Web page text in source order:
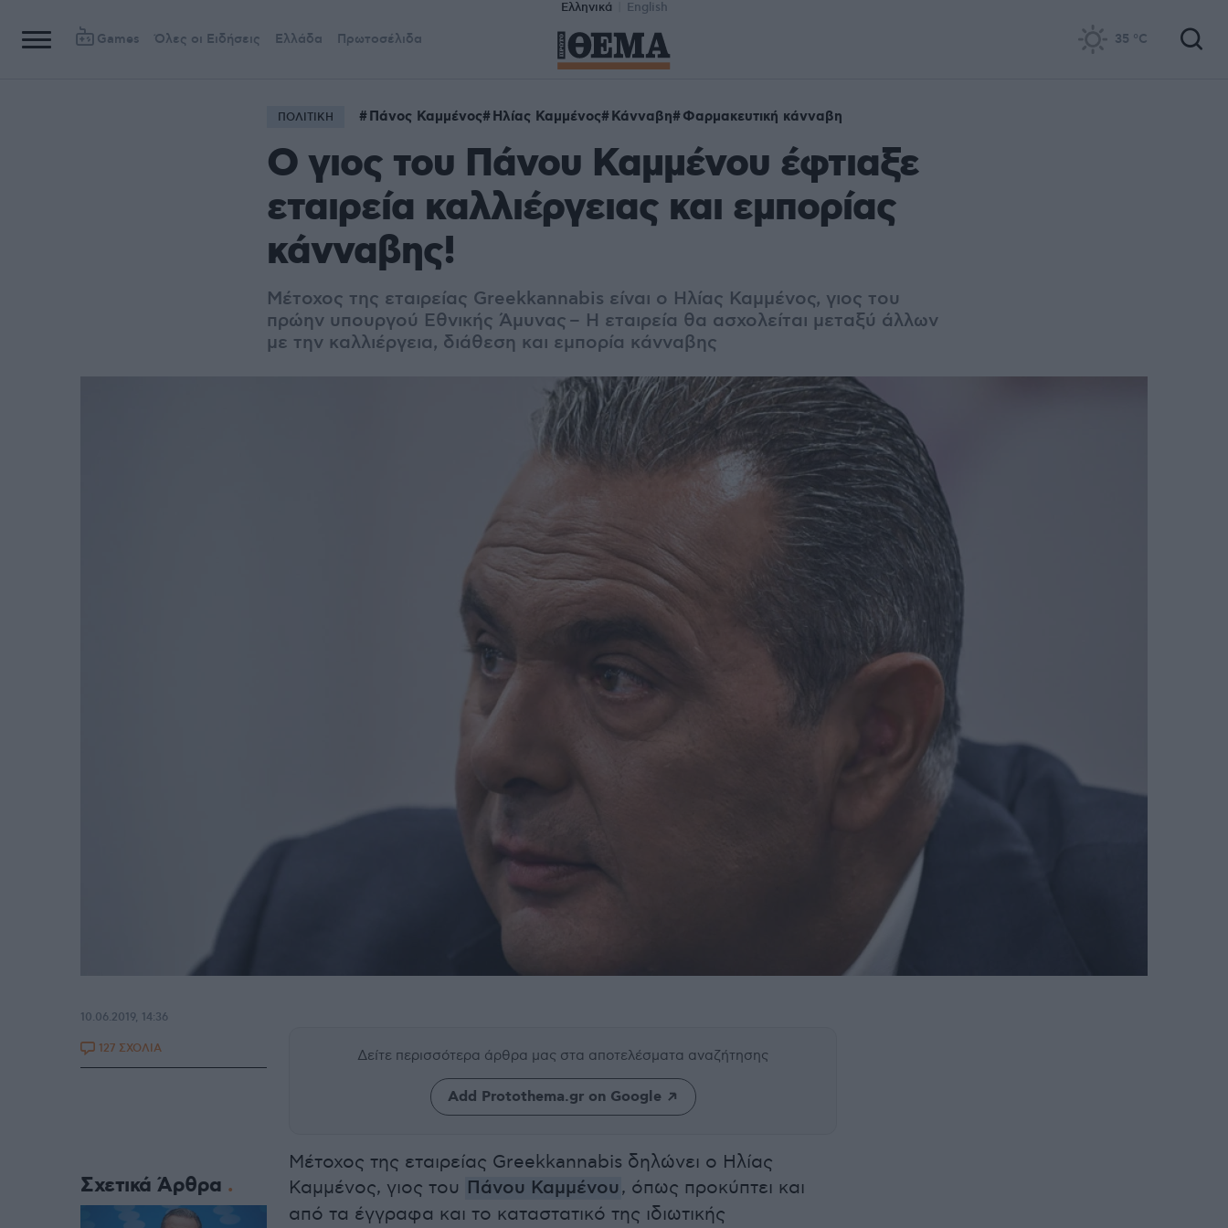
Ελληνικά English
Games Όλες οι Ειδήσεις Ελλάδα Πρωτοσέλιδα 35 °C
ΠΟΛΙΤΙΚΗ Πάνος Καμμένος Ηλίας Καμμένος Κάνναβη Φαρμακευτική κάνναβη
Ο γιος του Πάνου Καμμένου έφτιαξε
εταιρεία καλλιέργειας και εμπορίας
κάνναβης!
Μέτοχος της εταιρείας Greekkannabis είναι ο Ηλίας Καμμένος, γιος του
πρώην υπουργού Εθνικής Άμυνας – Η εταιρεία θα ασχολείται μεταξύ άλλων
με την καλλιέργεια, διάθεση και εμπορία κάνναβης
Δείτε περισσότερα άρθρα μας στα αποτελέσματα αναζήτησης
Add Protothema.gr on Google
Μέτοχος της εταιρείας Greekkannabis δηλώνει ο Ηλίας
Καμμένος, γιος του Πάνου Καμμένου, όπως προκύπτει και
από τα έγγραφα και το καταστατικό της ιδιωτικής
10.06.2019, 14:36
127 ΣΧΟΛΙΑ
Σχετικά Άρθρα